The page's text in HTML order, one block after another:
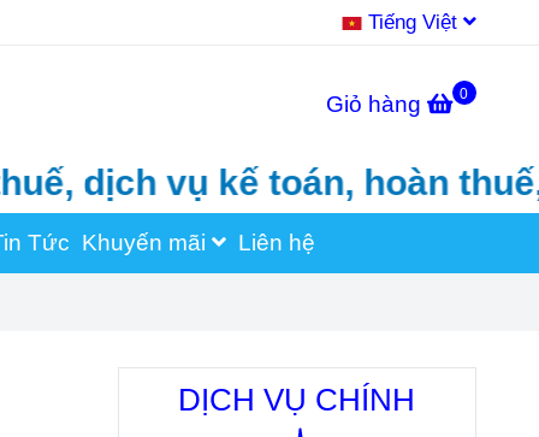
Tiếng Việt
Giỏ hàng 0
kế toán, hoàn thuế,
Tức Khuyến mãi Liên hệ
DỊCH VỤ CHÍNH